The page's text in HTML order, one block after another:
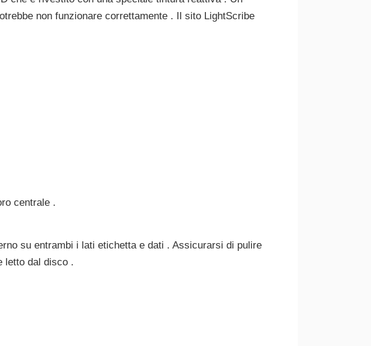
non funzionare correttamente . Il sito LightScribe
centrale .
su entrambi i lati etichetta e dati . Assicurarsi di pulire
letto dal disco .